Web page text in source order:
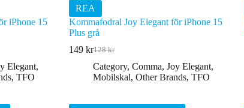
iPhone 15
Elegant,
, TFO
REA
Kommafodral Joy Elegant för iPhone 15
Plus grå
128kr
Det
ursprungliga
priset
149 krDet
nuvarande
priset
Category, Comma, Joy Elegant,
Mobilskal, Other Brands, TFO